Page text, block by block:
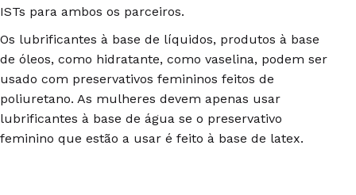
ISTs para ambos os parceiros.
Os lubrificantes à base de líquidos, produtos à base
de óleos, como hidratante, como vaselina, podem ser
usado com preservativos femininos feitos de
poliuretano. As mulheres devem apenas usar
lubrificantes à base de água se o preservativo
feminino que estão a usar é feito à base de latex.